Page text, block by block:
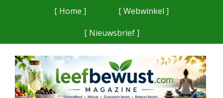
[ Home ]
[ Webwinkel ]
[ Nieuwsbrief ]